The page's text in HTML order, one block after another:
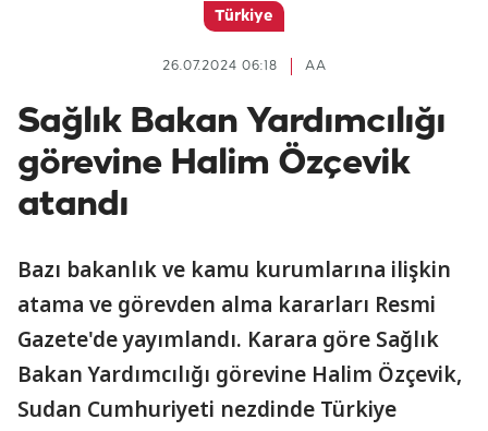
Türkiye
AA
26.07.2024 06:18
Sağlık Bakan Yardımcılığı
görevine Halim Özçevik
atandı
Bazı bakanlık ve kamu kurumlarına ilişkin
atama ve görevden alma kararları Resmi
Gazete'de yayımlandı. Karara göre Sağlık
Bakan Yardımcılığı görevine Halim Özçevik,
Sudan Cumhuriyeti nezdinde Türkiye